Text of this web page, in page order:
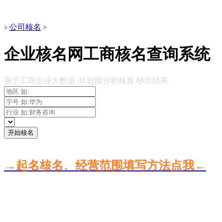
> 公司核名 >
企业核名网工商核名查询系统
基于工商企业大数据 AI 智能分析核算 秒出结果
开始核名
→起名核名、经营范围填写方法点我←